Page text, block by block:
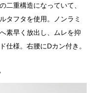
二重構造になっていて、
タフタを使用。ノンラミ
素早く放出し、ムレを抑
仕様。右腰にDカン付き。